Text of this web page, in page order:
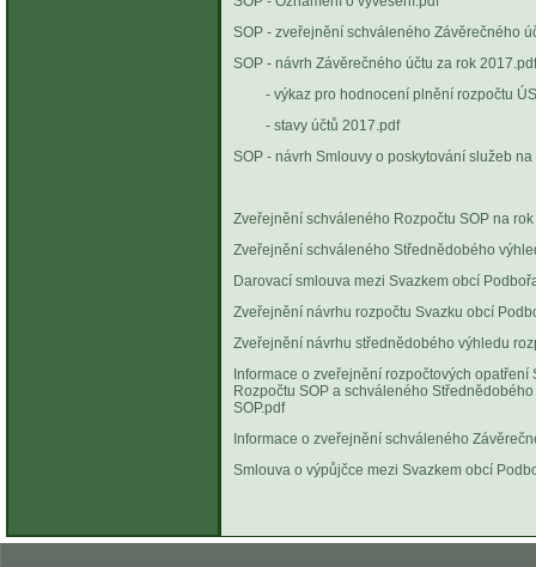
SOP - zveřejnění schváleného Závěrečného
SOP - návrh Závěrečného účtu za rok 2017.pdf
- výkaz pro hodnocení plnění rozpočtu
- stavy účtů 2017.pdf
SOP - návrh Smlouvy o poskytování služeb
Zveřejnění schváleného Rozpočtu SOP na
Zveřejnění schváleného Střednědobého
Darovací smlouva mezi Svazkem obcí
Zveřejnění návrhu rozpočtu Svazku obcí
Zveřejnění návrhu střednědobého výhledu
Informace o zveřejnění rozpočtových
Rozpočtu SOP a schváleného
SOP.pdf
Informace o zveřejnění schváleného
Smlouva o výpůjčce mezi Svazkem obcí